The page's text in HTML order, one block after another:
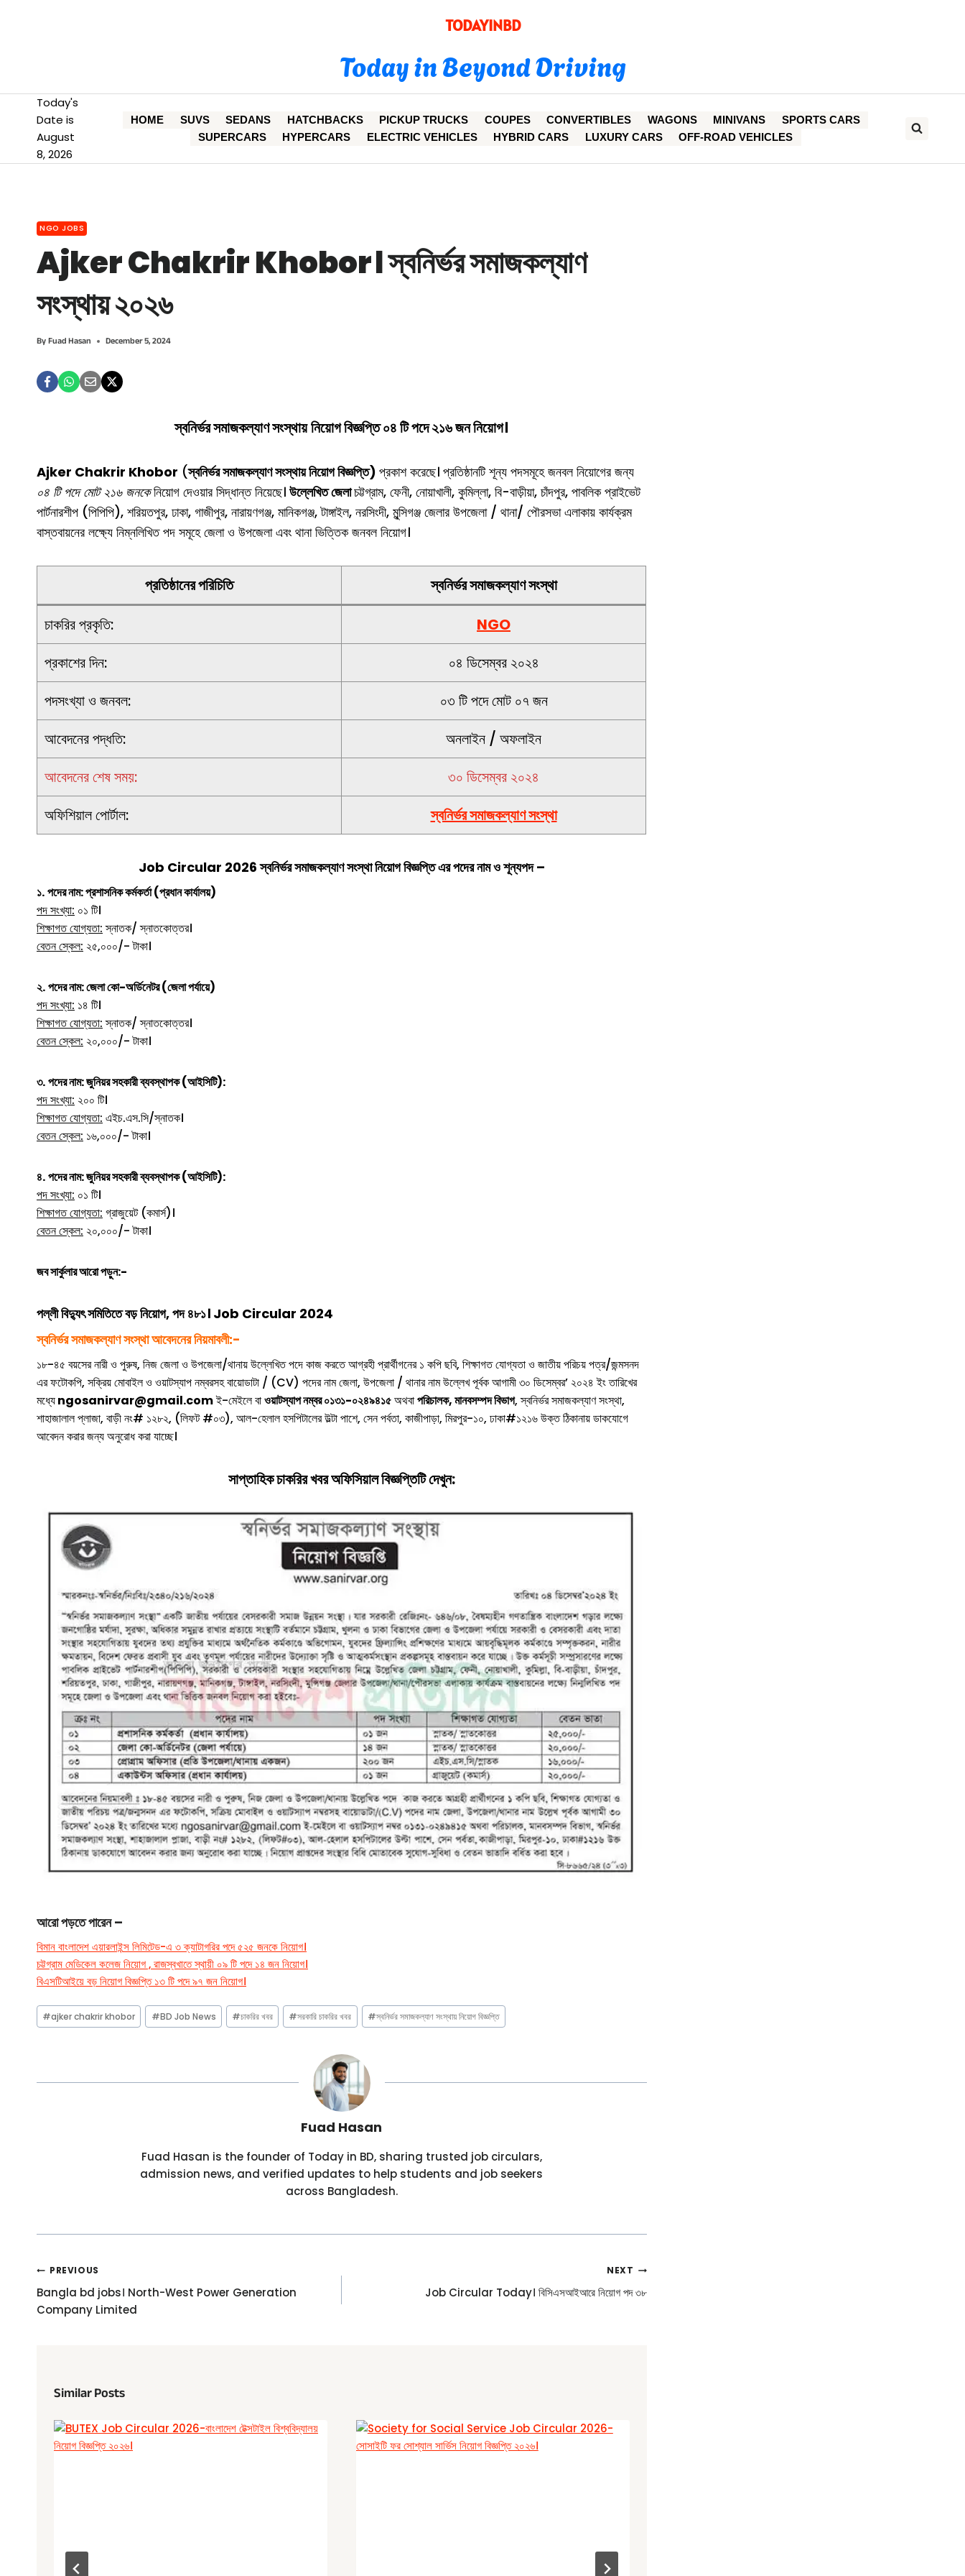
TODAYINBD
Today in Beyond Driving
Today's
Date is
August
8, 2026
HOME SUVS SEDANS HATCHBACKS PICKUP TRUCKS COUPES CONVERTIBLES WAGONS MINIVANS
SPORTS CARS
SUPERCARS
HYPERCARS ELECTRIC VEHICLES HYBRID CARS LUXURY CARS OFF-ROAD VEHICLES
NGO JOBS
Ajker Chakrir Khobor। স্বনির্ভর সমাজকল্যাণ
সংস্থায় ২০২৬
ByFuad Hasan December 5, 2024
স্বনির্ভর সমাজকল্যাণ সংস্থায়নিয়োগ বিজ্ঞপ্তি ০৪ টি পদে ২১৬ জন নিয়োগ।
Ajker Chakrir Khobor (স্বনির্ভর সমাজকল্যাণ সংস্থায়নিয়োগ বিজ্ঞপ্তি) প্রকাশ করেছে। প্রতিষ্ঠানটি শূন্য পদসমূহে জনবল নিয়োগের জন্য
০৪ টি পদে মোট ২১৬ জনকেনিয়োগ দেওয়ার সিদ্ধান্ত নিয়েছে। উল্লেখিত জেলাচট্টগ্রাম, ফেনী, নোয়াখালী, কুমিল্লা, বি-বাড়ীয়া, চাঁদপুর, পাবলিক প্রাইভেট
পার্টনারশীপ (পিপিপি), শরিয়তপুর, ঢাকা, গাজীপুর, নারায়ণগঞ্জ, মানিকগঞ্জ, টাঙ্গাইল, নরসিংদী, মুন্সিগঞ্জ জেলার উপজেলা / থানা/ পৌরসভা এলাকায় কার্যক্রম
বাস্তবায়নের লক্ষ্যে নিম্নলিখিত পদ সমূহে জেলা ও উপজেলা এবং থানা ভিত্তিক জনবল নিয়োগ।
প্রতিষ্ঠানের পরিচিতি
স্বনির্ভর সমাজকল্যাণ সংস্থা
চাকরির প্রকৃতি:
NGO
প্রকাশের দিন:
০৪ ডিসেম্বর ২০২৪
পদসংখ্যা ও জনবল:
০৩ টি পদে মোট ০৭ জন
আবেদনের পদ্ধতি:
অনলাইন / অফলাইন
আবেদনের শেষ সময়:
৩০ ডিসেম্বর ২০২৪
অফিশিয়াল পোর্টাল:
স্বনির্ভর সমাজকল্যাণ সংস্থা
Job Circular 2026স্বনির্ভর সমাজকল্যাণ সংস্থানিয়োগ বিজ্ঞপ্তি এর পদের নাম ও শূন্যপদ –
১.পদের নাম:প্রশাসনিক কর্মকর্তা (প্রধান কার্যালয়)
পদ সংখ্যা: ০১ টি।
শিক্ষাগত যোগ্যতা:স্নাতক/ স্নাতকোত্তর।
বেতন স্কেল: ২৫,০০০/- টাকা।
২.পদের নাম:জেলা কো-অর্ডিনেটর (জেলা পর্যায়ে)
পদ সংখ্যা: ১৪ টি।
শিক্ষাগত যোগ্যতা:স্নাতক/ স্নাতকোত্তর।
বেতন স্কেল: ২০,০০০/- টাকা।
৩.পদের নাম:জুনিয়র সহকারী ব্যবস্থাপক (আইসিটি):
পদ সংখ্যা: ২০০ টি।
শিক্ষাগত যোগ্যতা: এইচ.এস.সি/স্নাতক।
বেতন স্কেল: ১৬,০০০/- টাকা।
৪.পদের নাম:জুনিয়র সহকারী ব্যবস্থাপক (আইসিটি):
পদ সংখ্যা: ০১ টি।
শিক্ষাগত যোগ্যতা: গ্রাজুয়েট (কমার্স)।
বেতন স্কেল: ২০,০০০/- টাকা।
জব সার্কুলার আরো পড়ুন:-
পল্লী বিদ্যুৎ সমিতিতে বড় নিয়োগ, পদ ৪৮১। Job Circular 2024
স্বনির্ভর সমাজকল্যাণ সংস্থা আবেদনের নিয়মাবলী:-
১৮-৪৫ বয়সের নারী ও পুরুষ, নিজ জেলা ও উপজেলা/থানায় উল্লেখিত পদে কাজ করতে আগ্রহী প্রার্থীগনের ১ কপি ছবি, শিক্ষাগত যোগ্যতা ও জাতীয় পরিচয় পত্র/জন্মসনদ
এর ফটোকপি, সক্রিয় মোবাইল ও ওয়াটস্যাপ নম্বরসহ বায়োডাটা / (CV) পদের নাম জেলা, উপজেলা / থানার নাম উল্লেখ পূর্বক আগামী ৩০ ডিসেম্বর’ ২০২৪ ইং তারিখের
মধ্যেngosanirvar@gmail.comই-মেইলে বাওয়াটস্যাপ নম্বর ০১৩১-০২৪৯৪১৫অথবাপরিচালক, মানবসম্পদ বিভাগ, স্বনির্ভর সমাজকল্যাণ সংস্থা,
শাহাজালাল প্লাজা, বাড়ী নং# ১২৮২, (লিফট #০৩), আল-হেলাল হসপিটালের উল্টা পাশে, সেন পর্বতা, কাজীপাড়া, মিরপুর-১০, ঢাকা#১২১৬ উক্ত ঠিকানায় ডাকযোগে
আবেদন করার জন্য অনুরোধ করা যাচ্ছে।
সাপ্তাহিক চাকরির খবর অফিসিয়াল বিজ্ঞপ্তিটি দেখুন:
আরো পড়তে পারেন –
বিমান বাংলাদেশ এয়ারলাইন্স লিমিটেড-এ ৩ ক্যাটাগরির পদে ৫২৫ জনকে নিয়োগ।
চট্টগ্রাম মেডিকেল কলেজ নিয়োগ , রাজস্বখাতে স্থায়ী ০৯ টি পদে ১৪ জন নিয়োগ।
বিএসটিআইয়ে বড় নিয়োগ বিজ্ঞপ্তি ১৩ টি পদে ৯৭ জন নিয়োগ।
Post
Tags:
#ajker chakrir khobor #BD Job News #চাকরির খবর #সরকারি চাকরির খবর #স্বনির্ভর সমাজকল্যাণ সংস্থায় নিয়োগ বিজ্ঞপ্তি
Fuad Hasan
Fuad Hasan is the founder of Today in BD, sharing trusted job circulars,
admission news, and verified updates to help students and job seekers
across Bangladesh.
Post
Navigation
PREVIOUS
Bangla bd jobs। North-West Power Generation
Company Limited
NEXT
Job Circular Today। বিসিএসআইআরে নিয়োগ পদ ৩৮
Similar Posts